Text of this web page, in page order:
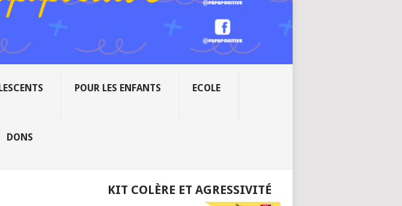
POUR LES ENFANTS ECOLE
DONS
KIT COLÈRE ET AGRESSIVITÉ